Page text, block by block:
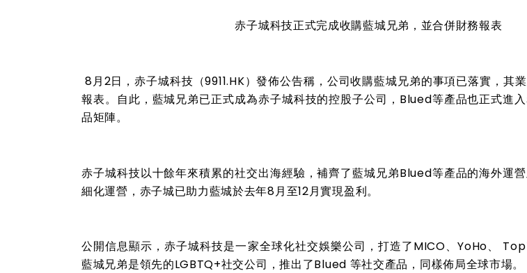
赤子城科技正式完成收購藍城兄弟，並合併財務報表
8月2日，赤子城科技（9911.HK）發佈公告稱，公司收購藍城兄弟的事項已落實，其
報表。自此，藍城兄弟已正式成為赤子城科技的控股子公司，Blued等產品也正式進
品矩陣。
赤子城科技以十餘年來積累的社交出海經驗，補齊了藍城兄弟Blued等產品的海外運
細化運營，赤子城已助力藍城於去年8月至12月實現盈利。
公開信息顯示，赤子城科技是一家全球化社交娛樂公司，打造了MICO、YoHo、
藍城兄弟是領先的LGBTQ+社交公司，推出了Blued 等社交產品，同樣佈局全球市場。